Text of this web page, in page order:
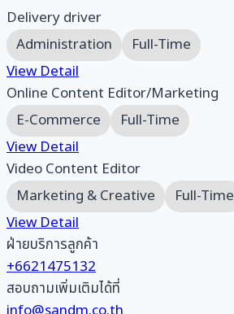
Delivery driver
Administration
Full-Time
View Detail
Online Content Editor/Marketing
E-Commerce
Full-Time
View Detail
Video Content Editor
Marketing & Creative
Full-Time
View Detail
ฝ่ายบริการลูกค้า
+6621475132
สอบถามเพิ่มเติมได้ที่